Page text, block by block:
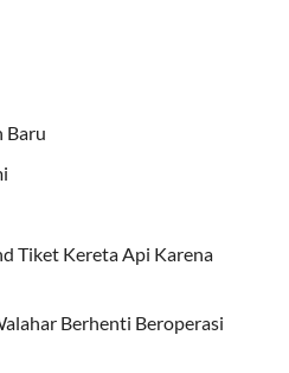
Baru
Tiket Kereta Api Karena
Berhenti Beroperasi